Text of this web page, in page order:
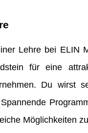
Lehre bei ELIN
für eine
Du wirst
Möglichkeiten